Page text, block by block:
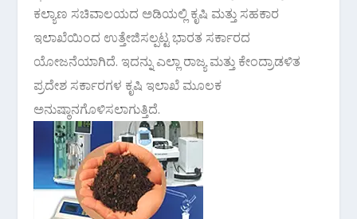
ಕಲ್ಯಾಣ ಸಚಿವಾಲಯದ ಅಡಿಯಲ್ಲಿ ಕೃಷಿ ಮತ್ತು ಸಹಕಾರ
ಇಲಾಖೆಯಿಂದ ಉತ್ತೇಜಿಸಲ್ಪಟ್ಟ ಭಾರತ ಸರ್ಕಾರದ
ಯೋಜನೆಯಾಗಿದೆ. ಇದನ್ನು ಎಲ್ಲಾ ರಾಜ್ಯ ಮತ್ತು ಕೇಂದ್ರಾಡಳಿತ
ಪ್ರದೇಶ ಸರ್ಕಾರಗಳ ಕೃಷಿ ಇಲಾಖೆ ಮೂಲಕ
ಅನುಷ್ಠಾನಗೊಳಿಸಲಾಗುತ್ತಿದೆ.